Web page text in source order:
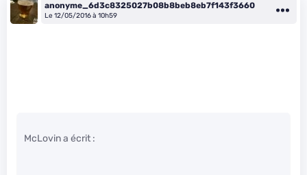
anonyme_6d3c8325027b08b8beb8eb7f143f3660
Le 12/05/2016 à 10h59
McLovin a écrit :